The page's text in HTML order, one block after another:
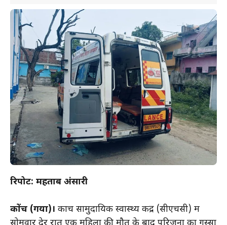
रिपोर्ट: महताब अंसारी
कोंच (गया)। कोंच सामुदायिक स्वास्थ्य केंद्र (सीएचसी) में